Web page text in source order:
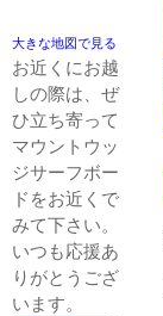
大きな地図で見る
お近くにお越
しの際は、ぜ
ひ立ち寄って
マウントウッ
ジサーフボー
ドをお近くで
みて下さい。
いつも応援あ
りがとうござ
います。